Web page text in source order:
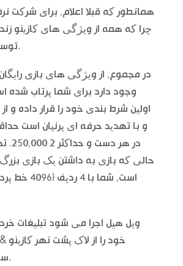
همانطور که قبلا اعلام, برای شرکت
چرا که همه از ویژگی های کازینو
توسعه بستگی دارد.
در مجموع, از ویژگی های بازی
وجود دارد برای شما پرتاب شده
اولین شرط بندی خود را قرار داده و
در هر
حالی که بازی به داشتن یک بازی
است, شما با
ویل هیل اجرا می شود تبلیغات
خود را از لاک پشت نهر کازینو
سازمان بازی مالت.